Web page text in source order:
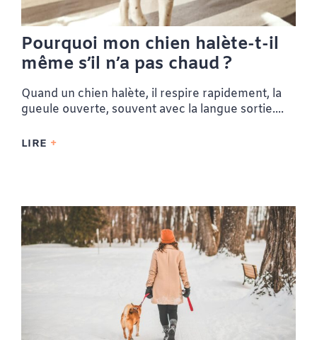
Pourquoi mon chien halète-t-il
même s’il n’a pas chaud ?
Quand un chien halète, il respire rapidement, la
gueule ouverte, souvent avec la langue sortie....
LIRE